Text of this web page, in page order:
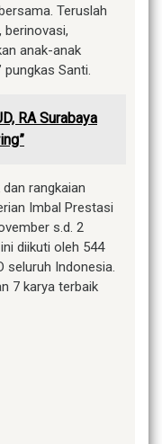
Teruslah
anak-anak
pungkas Santi.
RA Surabaya
rangkaian
Imbal Prestasi
s.d. 2
diikuti oleh 544
seluruh Indonesia.
7 karya terbaik